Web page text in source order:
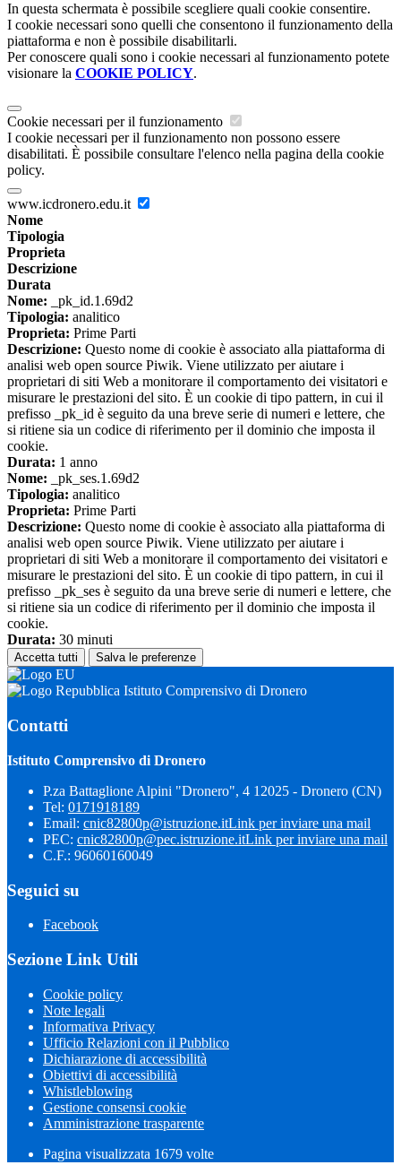
In questa schermata è possibile scegliere quali cookie consentire.
I cookie necessari sono quelli che consentono il funzionamento della
piattaforma e non è possibile disabilitarli.
Per conoscere quali sono i cookie necessari al funzionamento potete
visionare la COOKIE POLICY.
Cookie necessari per il funzionamento
I cookie necessari per il funzionamento non possono essere
disabilitati. È possibile consultare l'elenco nella pagina della cookie
policy.
www.icdronero.edu.it
Nome
Tipologia
Proprieta
Descrizione
Durata
Nome: _pk_id.1.69d2
Tipologia: analitico
Proprieta: Prime Parti
Descrizione: Questo nome di cookie è associato alla piattaforma di
analisi web open source Piwik. Viene utilizzato per aiutare i
proprietari di siti Web a monitorare il comportamento dei visitatori e
misurare le prestazioni del sito. È un cookie di tipo pattern, in cui il
prefisso _pk_id è seguito da una breve serie di numeri e lettere, che
si ritiene sia un codice di riferimento per il dominio che imposta il
cookie.
Durata: 1 anno
Nome: _pk_ses.1.69d2
Tipologia: analitico
Proprieta: Prime Parti
Descrizione: Questo nome di cookie è associato alla piattaforma di
analisi web open source Piwik. Viene utilizzato per aiutare i
proprietari di siti Web a monitorare il comportamento dei visitatori e
misurare le prestazioni del sito. È un cookie di tipo pattern, in cui il
prefisso _pk_ses è seguito da una breve serie di numeri e lettere, che
si ritiene sia un codice di riferimento per il dominio che imposta il
cookie.
Durata: 30 minuti
Accetta tutti Salva le preferenze
Istituto Comprensivo di Dronero
Contatti
Istituto Comprensivo di Dronero
P.za Battaglione Alpini "Dronero", 4 12025 - Dronero (CN)
Tel: 0171918189
Email: cnic82800p@istruzione.itLink per inviare una mail
PEC: cnic82800p@pec.istruzione.itLink per inviare una mail
C.F.: 96060160049
Seguici su
Facebook
Sezione Link Utili
Cookie policy
Note legali
Informativa Privacy
Ufficio Relazioni con il Pubblico
Dichiarazione di accessibilità
Obiettivi di accessibilità
Whistleblowing
Gestione consensi cookie
Amministrazione trasparente
Pagina visualizzata 1679 volte